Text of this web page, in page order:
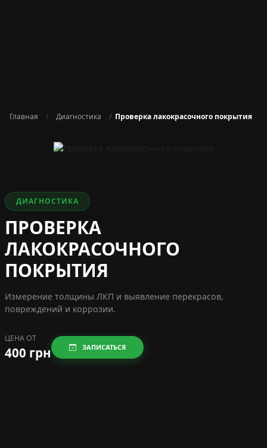
Главная Диагностика Проверка лакокрасочного покрытия
ДИАГНОСТИКА
ПРОВЕРКА
ЛАКОКРАСОЧНОГО
ПОКРЫТИЯ
Измерение толщины ЛКП и выявление перекрасов,
повреждений и коррозии.
ЦЕНА ОТ
400 грн ЗАПИСАТЬСЯ